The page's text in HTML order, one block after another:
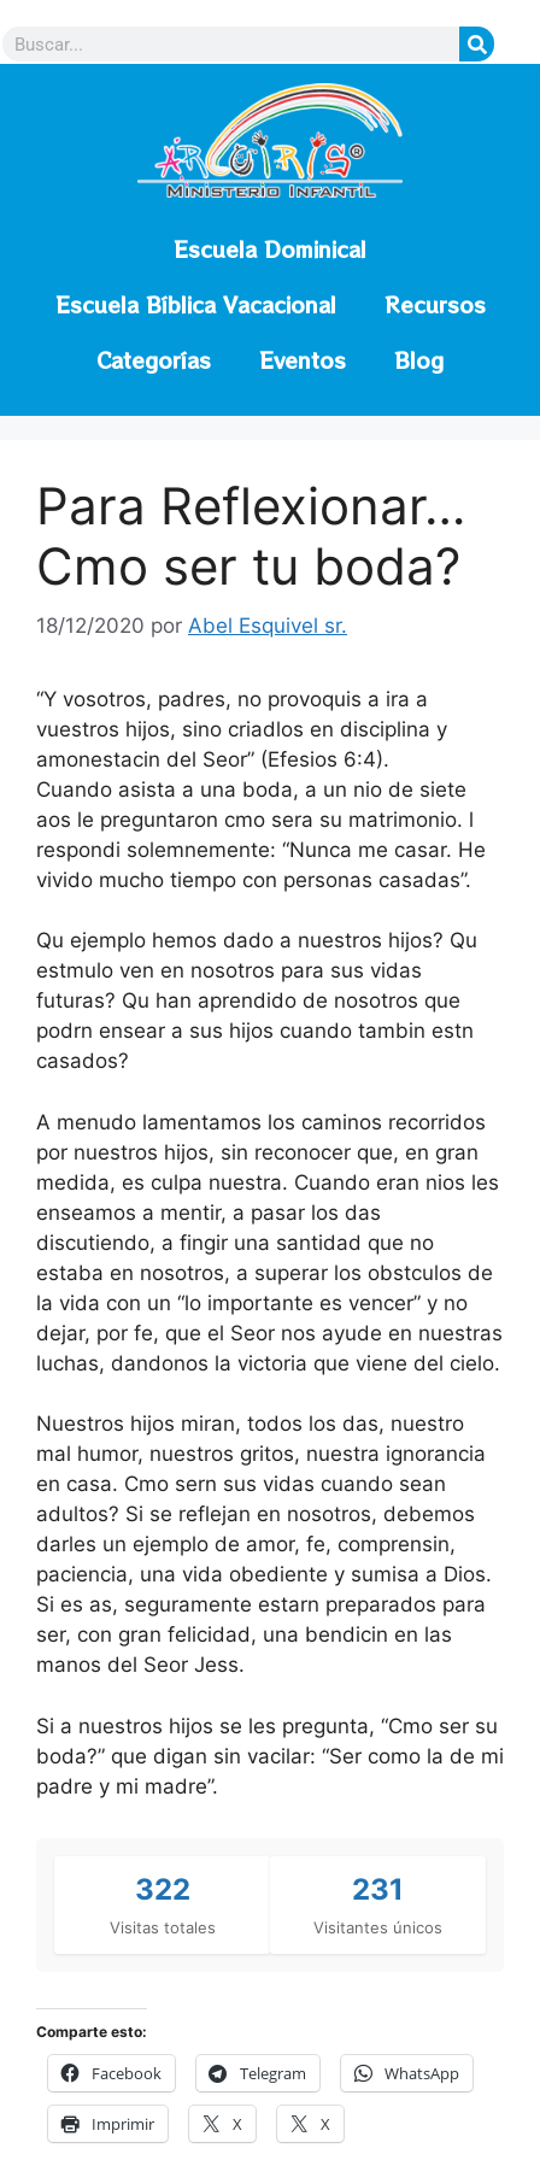
Escuela Dominical
Escuela Bíblica Vacacional
Recursos
Categorías
Eventos Blog
Para Reflexionar…
Cmo ser tu boda?
18/12/2020 por Abel Esquivel sr.
“Y vosotros, padres, no provoquis a ira a
vuestros hijos, sino criadlos en disciplina y
amonestacin del Seor” (Efesios 6:4).
Cuando asista a una boda, a un nio de siete
aos le preguntaron cmo sera su matrimonio. l
respondi solemnemente: “Nunca me casar. He
vivido mucho tiempo con personas casadas”.
Qu ejemplo hemos dado a nuestros hijos? Qu
estmulo ven en nosotros para sus vidas
futuras? Qu han aprendido de nosotros que
podrn ensear a sus hijos cuando tambin estn
casados?
A menudo lamentamos los caminos recorridos
por nuestros hijos, sin reconocer que, en gran
medida, es culpa nuestra. Cuando eran nios les
enseamos a mentir, a pasar los das
discutiendo, a fingir una santidad que no
estaba en nosotros, a superar los obstculos de
la vida con un “lo importante es vencer” y no
dejar, por fe, que el Seor nos ayude en nuestras
luchas, dandonos la victoria que viene del cielo.
Nuestros hijos miran, todos los das, nuestro
mal humor, nuestros gritos, nuestra ignorancia
en casa. Cmo sern sus vidas cuando sean
adultos? Si se reflejan en nosotros, debemos
darles un ejemplo de amor, fe, comprensin,
paciencia, una vida obediente y sumisa a Dios.
Si es as, seguramente estarn preparados para
ser, con gran felicidad, una bendicin en las
manos del Seor Jess.
Si a nuestros hijos se les pregunta, “Cmo ser su
boda?” que digan sin vacilar: “Ser como la de mi
padre y mi madre”.
322
Visitas totales
231
Visitantes únicos
Comparte esto:
Facebook Telegram WhatsApp
Imprimir X X